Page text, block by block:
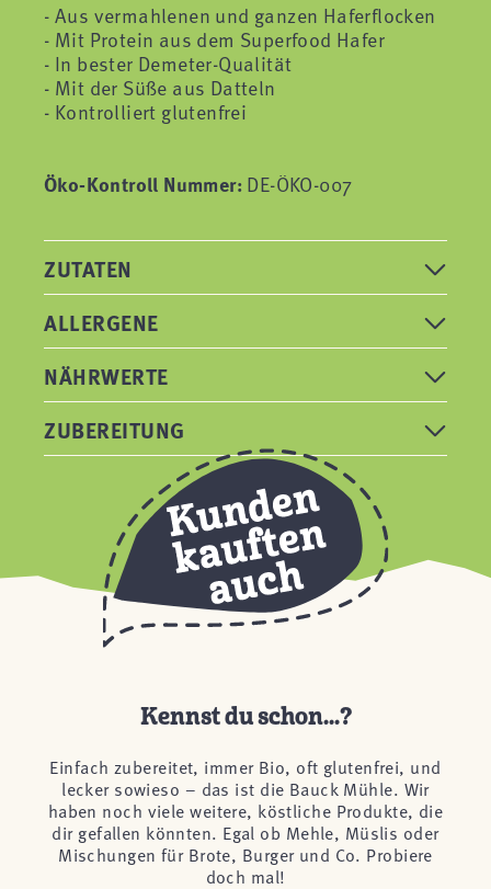
Aus vermahlenen und ganzen Haferflocken
Mit Protein aus dem Superfood Hafer
In bester Demeter-Qualität
Mit der Süße aus Datteln
Kontrolliert glutenfrei
Öko-Kontroll Nummer: DE-ÖKO-007
ZUTATEN
ALLERGENE
NÄHRWERTE
ZUBEREITUNG
Kennst du schon...?
Einfach zubereitet, immer Bio, oft glutenfrei, und
lecker sowieso – das ist die Bauck Mühle. Wir
haben noch viele weitere, köstliche Produkte, die
dir gefallen könnten. Egal ob Mehle, Müslis oder
Mischungen für Brote, Burger und Co. Probiere
doch mal!